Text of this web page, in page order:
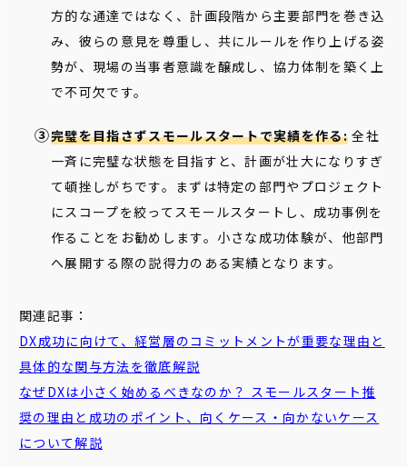
方的な通達ではなく、計画段階から主要部門を巻き込
み、彼らの意見を尊重し、共にルールを作り上げる姿
勢が、現場の当事者意識を醸成し、協力体制を築く上
で不可欠です。
完璧を目指さずスモールスタートで実績を作る: 全社
一斉に完璧な状態を目指すと、計画が壮大になりすぎ
て頓挫しがちです。まずは特定の部門やプロジェクト
にスコープを絞ってスモールスタートし、成功事例を
作ることをお勧めします。小さな成功体験が、他部門
へ展開する際の説得力のある実績となります。
関連記事：
DX成功に向けて、経営層のコミットメントが重要な理由と
具体的な関与方法を徹底解説
なぜDXは小さく始めるべきなのか？ スモールスタート 推
奨の理由と成功のポイント、向くケース・向かないケース
について解説